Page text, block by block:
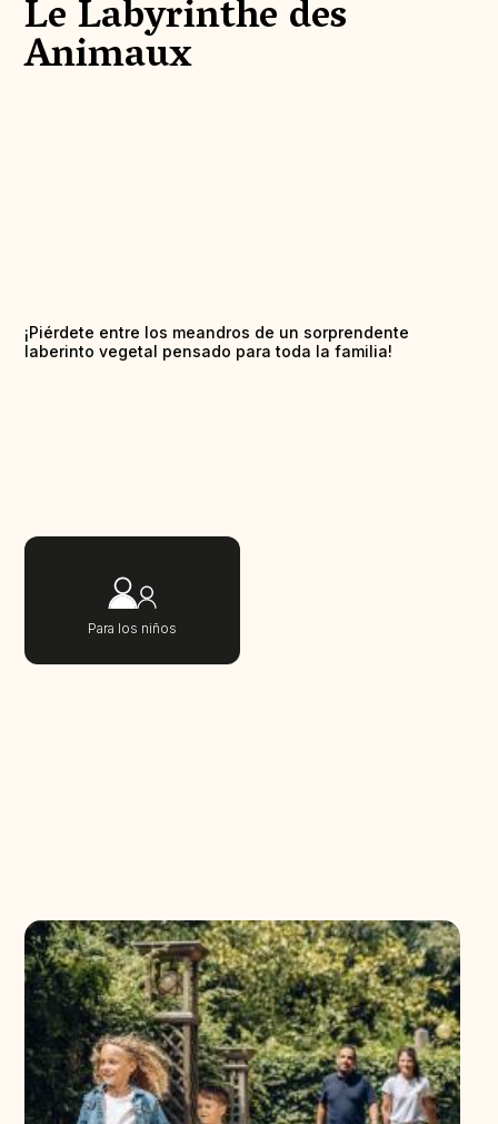
Le Labyrinthe des
Animaux
¡Piérdete entre los meandros de un sorprendente
laberinto vegetal pensado para toda la familia!
Para los niños